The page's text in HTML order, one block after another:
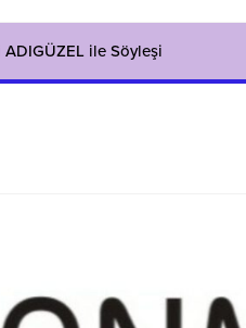
ADIGÜZEL ile Söyleşi